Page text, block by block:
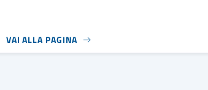
VAI ALLA PAGINA